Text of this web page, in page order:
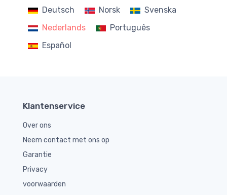
Deutsch
Norsk
Svenska
Nederlands
Português
Español
Klantenservice
Over ons
Neem contact met ons op
Garantie
Privacy
voorwaarden